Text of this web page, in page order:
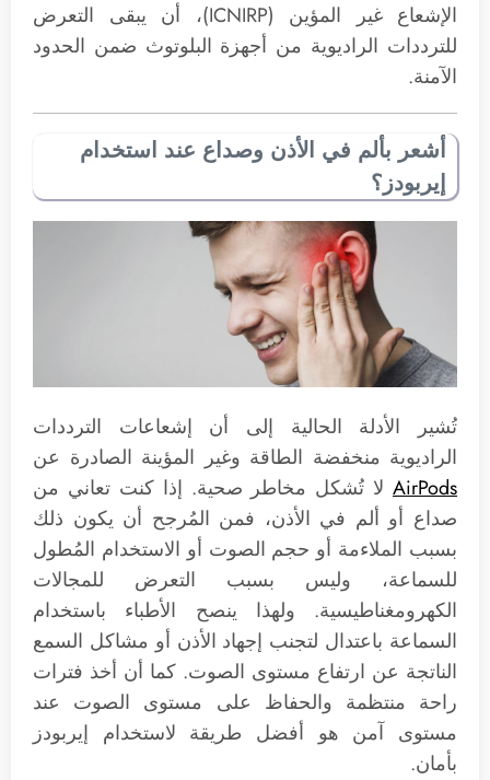
الإشعاع غير المؤين (ICNIRP)، أن يبقى التعرض
للترددات الراديوية من أجهزة البلوتوث ضمن الحدود
الآمنة.
أشعر بألم في الأذن وصداع عند استخدام
إيربودز؟
تُشير الأدلة الحالية إلى أن إشعاعات الترددات
الراديوية منخفضة الطاقة وغير المؤينة الصادرة عن
AirPods لا تُشكل مخاطر صحية. إذا كنت تعاني من
صداع أو ألم في الأذن، فمن المُرجح أن يكون ذلك
بسبب الملاءمة أو حجم الصوت أو الاستخدام المُطول
للسماعة، وليس بسبب التعرض للمجالات
الكهرومغناطيسية. ولهذا ينصح الأطباء باستخدام
السماعة باعتدال لتجنب إجهاد الأذن أو مشاكل السمع
الناتجة عن ارتفاع مستوى الصوت. كما أن أخذ فترات
راحة منتظمة والحفاظ على مستوى الصوت عند
مستوى آمن هو أفضل طريقة لاستخدام إيربودز
بأمان.